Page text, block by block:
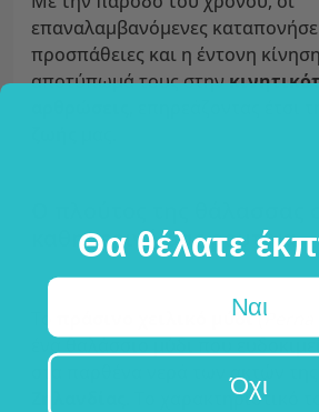
επαναλαμβανόμενες
προσπάθειες και η έντονη
αποτύπωμά τους στην
καθημερινή σας ρουτίνα.
πράσινο χειλικό μύδι(Perna
ένα θαλάσσιο μύδιπου
στα παρθένα νερά των ακτών της
. Το χαρακτηριστικό
Θα θέλατε
Ναι
Όχι